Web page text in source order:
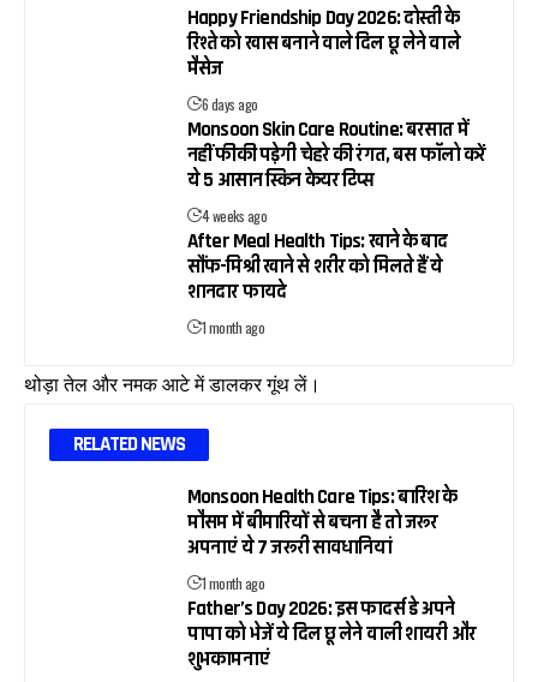
Happy Friendship Day 2026: दोस्ती के
रिश्ते को खास बनाने वाले दिल छू लेने वाले
मैसेज
6 days ago
Monsoon Skin Care Routine: बरसात में
नहीं फीकी पड़ेगी चेहरे की रंगत, बस फॉलो करें
ये 5 आसान स्किन केयर टिप्स
4 weeks ago
After Meal Health Tips: खाने के बाद
सौंफ-मिश्री खाने से शरीर को मिलते हैं ये
शानदार फायदे
1 month ago
थोड़ा तेल और नमक आटे में डालकर गूंथ लें।
RELATED NEWS
Monsoon Health Care Tips: बारिश के
मौसम में बीमारियों से बचना है तो जरूर
अपनाएं ये 7 जरूरी सावधानियां
1 month ago
Father’s Day 2026: इस फादर्स डे अपने
पापा को भेजें ये दिल छू लेने वाली शायरी और
शुभकामनाएं